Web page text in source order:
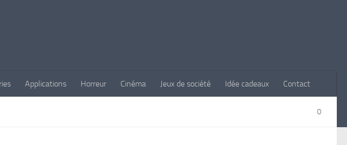
Applications Horreur Cinéma Jeux de société Idée cadeaux Contact
0